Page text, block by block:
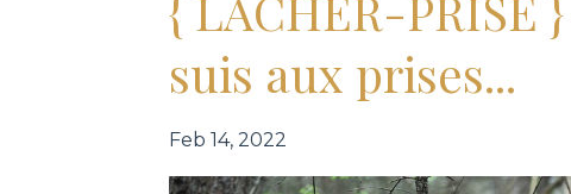
suis aux prises...
Feb 14, 2022